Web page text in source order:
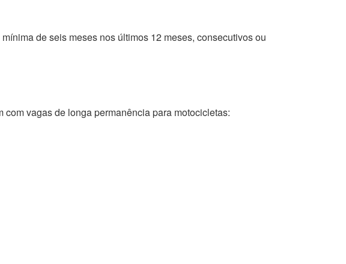
de seis meses nos últimos 12 meses, consecutivos ou
com vagas de longa permanência para motocicletas: